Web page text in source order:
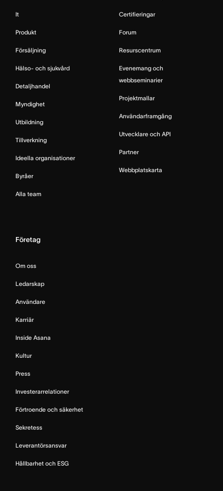
It
Produkt
Försäljning
Hälso- och sjukvård
Detaljhandel
Myndighet
Utbildning
Tillverkning
Ideella organisationer
Byråer
Alla team
Certifieringar
Forum
Resurscentrum
Evenemang och
webbseminarier
Projektmallar
Användarframgång
Utvecklare och API
Partner
Webbplatskarta
Företag
Om oss
Ledarskap
Användare
Karriär
Inside Asana
Kultur
Press
Investerarrelationer
Förtroende och säkerhet
Sekretess
Leverantörsansvar
Hållbarhet och ESG